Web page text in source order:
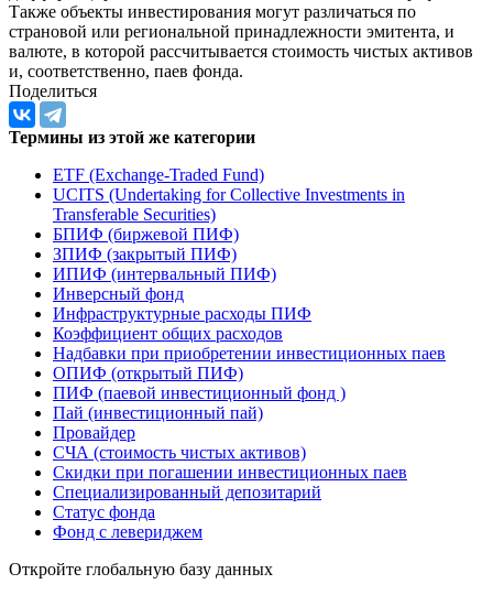
Также объекты инвестирования могут различаться по
страновой или региональной принадлежности эмитента, и
валюте, в которой рассчитывается стоимость чистых активов
и, соответственно, паев фонда.
Поделиться
Термины из этой же категории
ETF (Exchange-Traded Fund)
UCITS (Undertaking for Collective Investments in
Transferable Securities)
БПИФ (биржевой ПИФ)
ЗПИФ (закрытый ПИФ)
ИПИФ (интервальный ПИФ)
Инверсный фонд
Инфраструктурные расходы ПИФ
Коэффициент общих расходов
Надбавки при приобретении инвестиционных паев
ОПИФ (открытый ПИФ)
ПИФ (паевой инвестиционный фонд )
Пай (инвестиционный пай)
Провайдер
СЧА (стоимость чистых активов)
Скидки при погашении инвестиционных паев
Специализированный депозитарий
Статус фонда
Фонд с левериджем
Откройте глобальную базу данных